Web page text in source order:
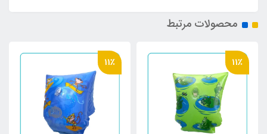
محصولات مرتبط